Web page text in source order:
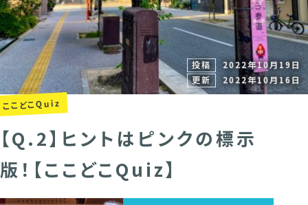
投稿
2022年10月19日
更新
2022年10月16日
こどこQuiz
【Q.2】ヒントはピンクの標示
版！【ここどこQuiz】